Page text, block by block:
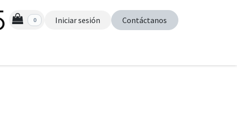
0 Iniciar sesión Contáctanos